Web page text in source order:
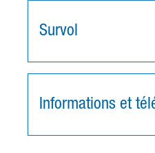
Survol
Informations et